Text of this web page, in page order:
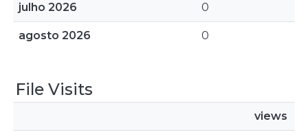
julho 2026 0
agosto 2026 0
File Visits
views